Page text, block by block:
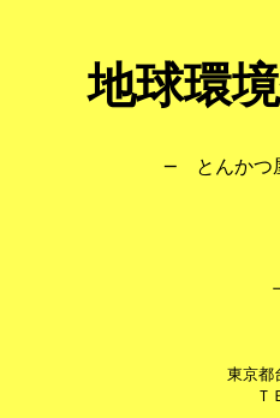
地球環
─　とんかつ
東京都